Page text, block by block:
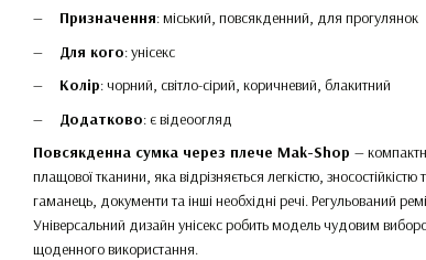
Призначення: міський, повсякденний, для прогулянок
Для кого: унісекс
Колір: чорний, світло-сірий, коричневий, блакитний
Додатково: є відеоогляд
Повсякденна сумка через плече Mak-Shop —
плащової тканини, яка відрізняється легкістю,
гаманець, документи та інші необхідні речі. Регульований
Універсальний дизайн унісекс робить модель чудовим
щоденного використання.